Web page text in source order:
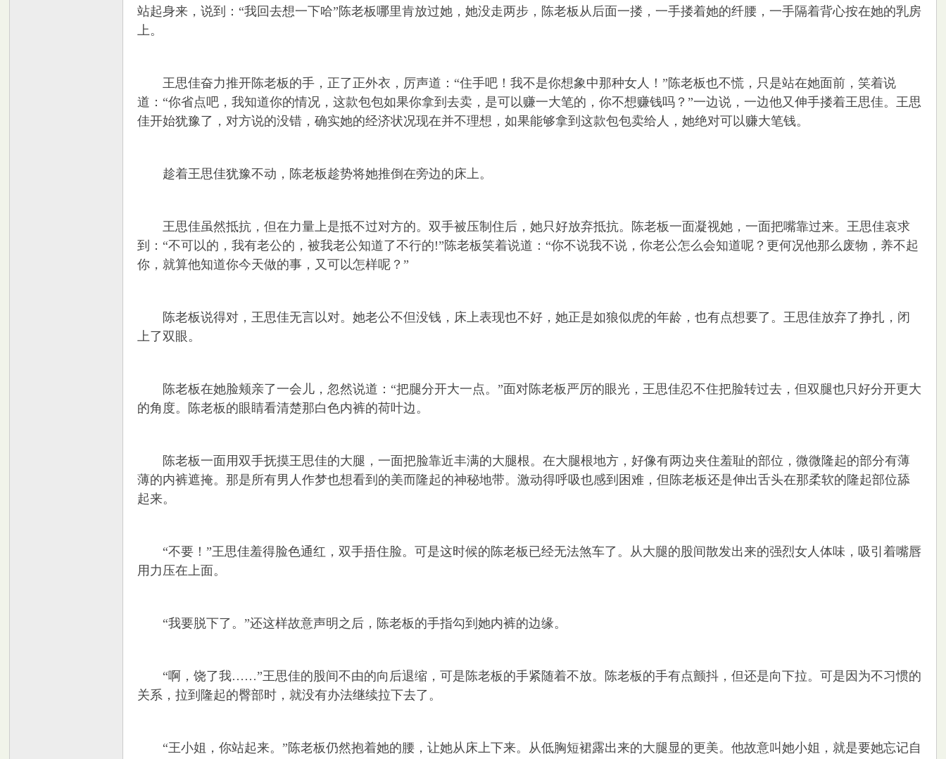
站起身来，说到：“我回去想一下哈”陈老板哪里肯放过她，她没走两步，陈老板从后面一搂，一手搂着她的纤腰，一手隔着背心按在她的乳房
上。
王思佳奋力推开陈老板的手，正了正外衣，厉声道：“住手吧！我不是你想象中那种女人！”陈老板也不慌，只是站在她面前，笑着说
道：“你省点吧，我知道你的情况，这款包包如果你拿到去卖，是可以赚一大笔的，你不想赚钱吗？”一边说，一边他又伸手搂着王思佳。王思
佳开始犹豫了，对方说的没错，确实她的经济状况现在并不理想，如果能够拿到这款包包卖给人，她绝对可以赚大笔钱。
趁着王思佳犹豫不动，陈老板趁势将她推倒在旁边的床上。
王思佳虽然抵抗，但在力量上是抵不过对方的。双手被压制住后，她只好放弃抵抗。陈老板一面凝视她，一面把嘴靠过来。王思佳哀求
到：“不可以的，我有老公的，被我老公知道了不行的!”陈老板笑着说道：“你不说我不说，你老公怎么会知道呢？更何况他那么废物，养不起
你，就算他知道你今天做的事，又可以怎样呢？”
陈老板说得对，王思佳无言以对。她老公不但没钱，床上表现也不好，她正是如狼似虎的年龄，也有点想要了。王思佳放弃了挣扎，闭
上了双眼。
陈老板在她脸颊亲了一会儿，忽然说道：“把腿分开大一点。”面对陈老板严厉的眼光，王思佳忍不住把脸转过去，但双腿也只好分开更大
的角度。陈老板的眼睛看清楚那白色内裤的荷叶边。
陈老板一面用双手抚摸王思佳的大腿，一面把脸靠近丰满的大腿根。在大腿根地方，好像有两边夹住羞耻的部位，微微隆起的部分有薄
薄的内裤遮掩。那是所有男人作梦也想看到的美而隆起的神秘地带。激动得呼吸也感到困难，但陈老板还是伸出舌头在那柔软的隆起部位舔
起来。
“不要！”王思佳羞得脸色通红，双手捂住脸。可是这时候的陈老板已经无法煞车了。从大腿的股间散发出来的强烈女人体味，吸引着嘴唇
用力压在上面。
“我要脱下了。”还这样故意声明之后，陈老板的手指勾到她内裤的边缘。
“啊，饶了我……”王思佳的股间不由的向后退缩，可是陈老板的手紧随着不放。陈老板的手有点颤抖，但还是向下拉。可是因为不习惯的
关系，拉到隆起的臀部时，就没有办法继续拉下去了。
“王小姐，你站起来。”陈老板仍然抱着她的腰，让她从床上下来。从低胸短裙露出来的大腿显的更美。他故意叫她小姐，就是要她忘记自